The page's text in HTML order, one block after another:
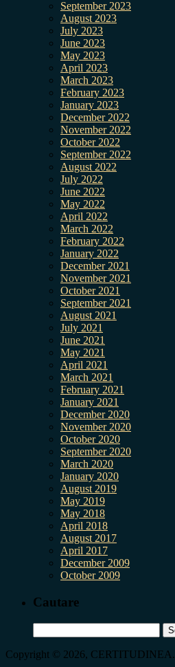
September 2023
August 2023
July 2023
June 2023
May 2023
April 2023
March 2023
February 2023
January 2023
December 2022
November 2022
October 2022
September 2022
August 2022
July 2022
June 2022
May 2022
April 2022
March 2022
February 2022
January 2022
December 2021
November 2021
October 2021
September 2021
August 2021
July 2021
June 2021
May 2021
April 2021
March 2021
February 2021
January 2021
December 2020
November 2020
October 2020
September 2020
March 2020
January 2020
August 2019
May 2019
May 2018
April 2018
August 2017
April 2017
December 2009
October 2009
Cautare
for:
Copyright © 2026, CERTITUDINEA.